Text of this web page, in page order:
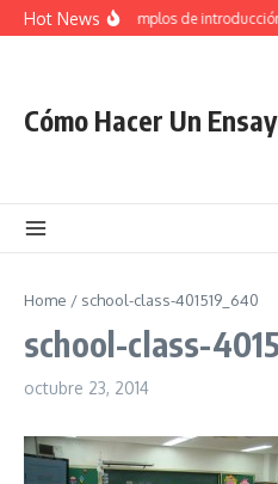
Saltar al contenido
Hot News34 Ejemplos de
Cómo Hacer Un
Home / school-class-401519_640
school-class-
octubre 23, 2014